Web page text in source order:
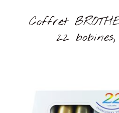
Coffret
22